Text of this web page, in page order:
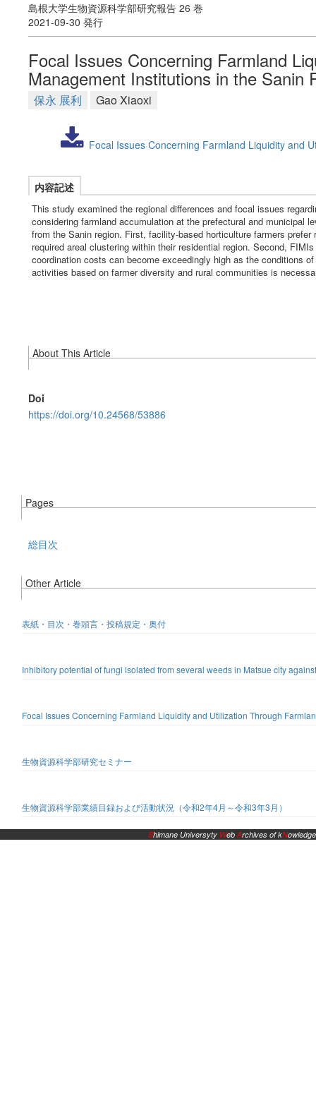
島根大学生物資源科学部研究報告 26 巻
2021-09-30 発行
Focal Issues Concerning Farmland
Management Institutions in the Sanin
保永 展利 Gao Xiaoxi
Focal Issues Concerning Farmland Liquidity and
内容記述
This study examined the regional differences and focal issues
considering farmland accumulation at the prefectural and municipal
from the Sanin region. First, facility-based horticulture farmers
required areal clustering within their residential region. Second,
coordination costs can become exceedingly high as the conditions
activities based on farmer diversity and rural communities is
About This Article
Doi
https://doi.org/10.24568/53886
Pages
総目次
Other Article
表紙・目次・巻頭言・投稿規定・奥付
Inhibitory potential of fungi isolated from several weeds in Matsue city
Focal Issues Concerning Farmland Liquidity and Utilization Through
生物資源科学部研究セミナー
生物資源科学部業績目録および活動状況（令和2年4月～令和3年3月）
Shimane Universyty WebArchives of kNowledge